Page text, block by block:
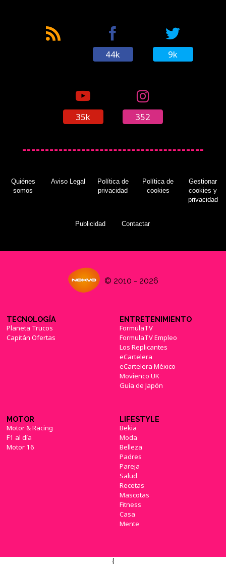
44k 9k
35k 352
Quiénes
somos
Aviso Legal
Política de
privacidad
Política de
cookies
Gestionar
cookies y
privacidad
Publicidad Contactar
© 2010 - 2026
TECNOLOGÍA
Planeta Trucos
Capitán Ofertas
ENTRETENIMIENTO
FormulaTV
FormulaTV Empleo
Los Replicantes
eCartelera
eCartelera México
Movienco UK
Guía de Japón
MOTOR
Motor & Racing
F1 al día
Motor 16
LIFESTYLE
Bekia
Moda
Belleza
Padres
Pareja
Salud
Recetas
Mascotas
Fitness
Casa
Mente
{